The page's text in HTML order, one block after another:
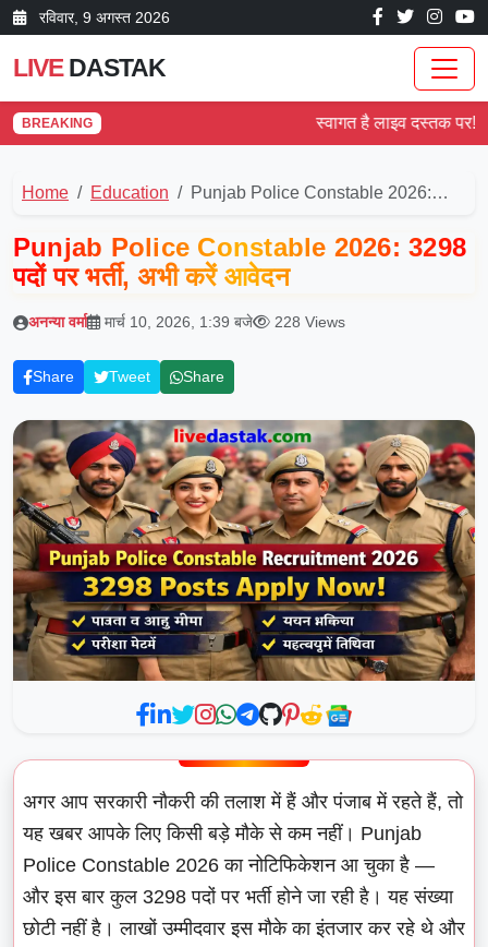
रविवार, 9 अगस्त 2026
LIVEDASTAK
BREAKING स्वागत है लाइव दस्तक पर! देश
Home Education Punjab Police Constable 2026:…
Punjab Police Constable 2026: 3298
पदों पर भर्ती, अभी करें आवेदन
अनन्या वर्मा मार्च 10, 2026, 1:39 बजे 228 Views
Share Tweet Share
अगर आप सरकारी नौकरी की तलाश में हैं और पंजाब में रहते हैं, तो
यह खबर आपके लिए किसी बड़े मौके से कम नहीं। Punjab
Police Constable 2026 का नोटिफिकेशन आ चुका है —
और इस बार कुल 3298 पदों पर भर्ती होने जा रही है। यह संख्या
छोटी नहीं है। लाखों उम्मीदवार इस मौके का इंतजार कर रहे थे और